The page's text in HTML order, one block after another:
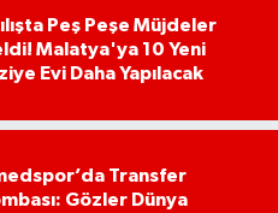
Peş Peşe Müjdeler
Malatya'ya 10 Yeni
Evi Daha Yapılacak
Transfer
Gözler Dünya